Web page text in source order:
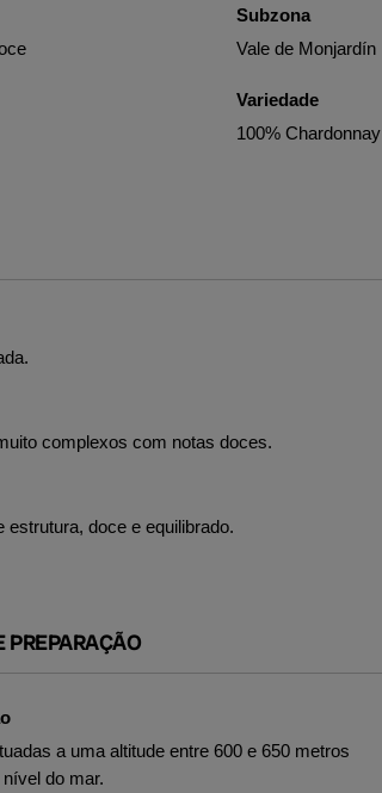
Subzona
Vale de Monjardín
Variedade
100% Chardonnay
complexos com notas doces.
estrutura, doce e equilibrado.
PREPARAÇÃO
a uma altitude entre 600 e 650 metros
do mar.